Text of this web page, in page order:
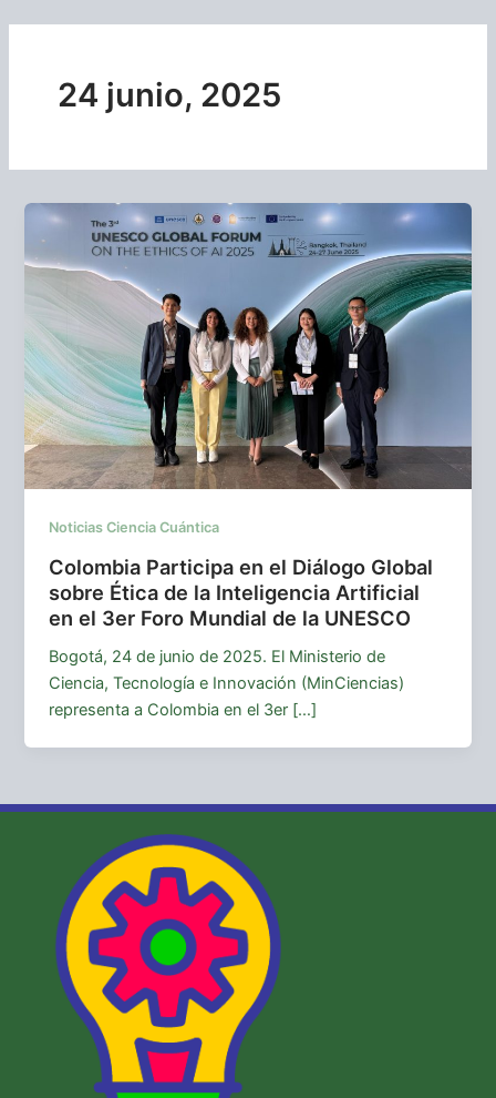
24 junio, 2025
Noticias Ciencia Cuántica
Colombia Participa en el Diálogo Global
sobre Ética de la Inteligencia Artificial
en el 3er Foro Mundial de la UNESCO
Bogotá, 24 de junio de 2025. El Ministerio de
Ciencia, Tecnología e Innovación (MinCiencias)
representa a Colombia en el 3er […]